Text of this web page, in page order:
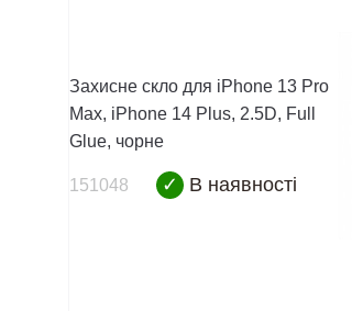
Захисне скло для iPhone 13 Pro
Max, iPhone 14 Plus, 2.5D, Full
Glue, чорне
151048 ✓ В наявності